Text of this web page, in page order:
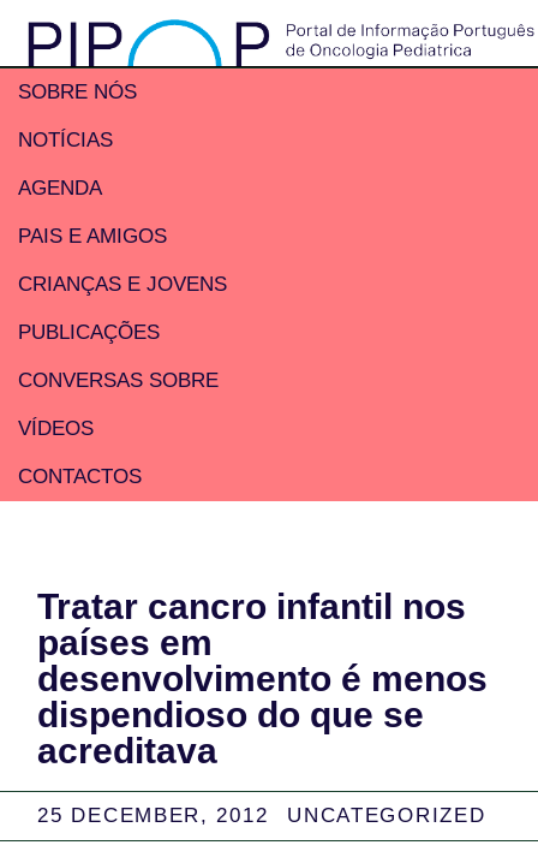
SOBRE NÓS
NOTÍCIAS
AGENDA
PAIS E AMIGOS
CRIANÇAS E JOVENS
PUBLICAÇÕES
CONVERSAS SOBRE
VÍDEOS
CONTACTOS
Tratar cancro infantil nos
países em
desenvolvimento é menos
dispendioso do que se
acreditava
25 DECEMBER, 2012 UNCATEGORIZED